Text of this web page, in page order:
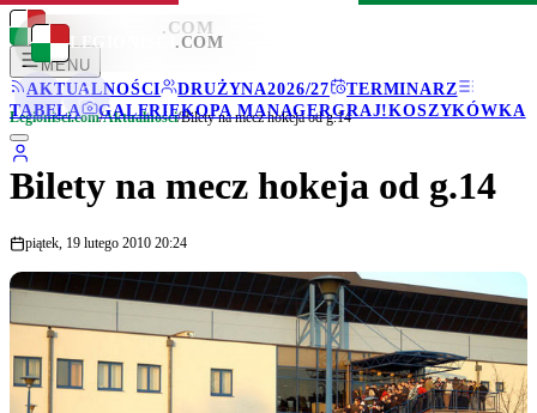
LEGIONISCI .COM
MENU
AKTUALNOŚCI
DRUŻYNA2026/27
TERMINARZ
TABELA
GALERIEKOPA MANAGERGRAJ!KOSZYKÓWKA
LEGIONISCI .COM
Legionisci.com/Aktualności/Bilety na mecz hokeja od g.14
Bilety na mecz hokeja od g.14
piątek, 19 lutego 2010 20:24